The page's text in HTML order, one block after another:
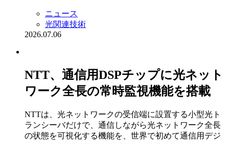
ニュース
光関連技術
2026.07.06
NTT、通信用DSPチップに光ネット
ワーク全長の常時監視機能を搭載
NTTは、光ネットワークの受信端に設置する小型光ト
ランシーバだけで、通信しながら光ネットワーク全長
の状態を可視化する機能を、世界で初めて通信用デジ